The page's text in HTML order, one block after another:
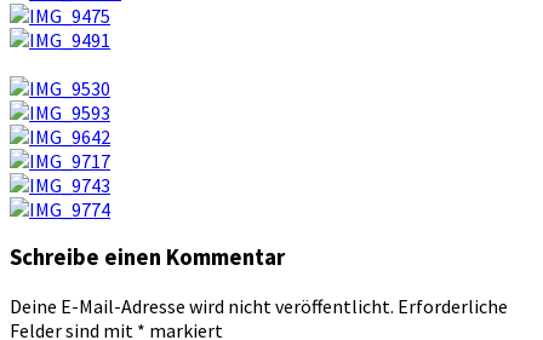
Schreibe einen Kommentar
Deine E-Mail-Adresse wird nicht veröffentlicht. Erforderliche
Felder sind mit * markiert